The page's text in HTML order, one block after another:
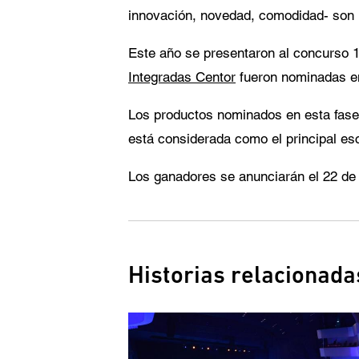
innovación, novedad, comodidad-
Este año se presentaron al concurso
Integradas Centor fueron nominadas
Los productos nominados en esta
está considerada como el principal
Los ganadores se anunciarán el 22
Historias